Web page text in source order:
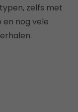
zelfs met
en nog vele